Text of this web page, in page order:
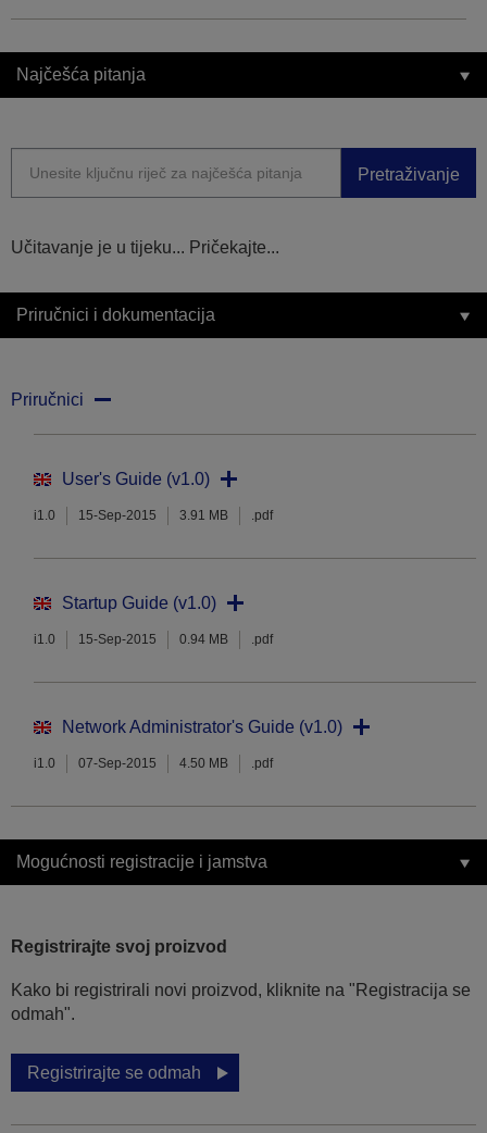
Najčešća pitanja
Pretraživanje
Učitavanje je u tijeku... Pričekajte...
Priručnici i dokumentacija
Priručnici
User's Guide (v1.0)
i1.0 15-Sep-2015 3.91 MB .pdf
Startup Guide (v1.0)
i1.0 15-Sep-2015 0.94 MB .pdf
Network Administrator's Guide (v1.0)
i1.0 07-Sep-2015 4.50 MB .pdf
Mogućnosti registracije i jamstva
Registrirajte svoj proizvod
Kako bi registrirali novi proizvod, kliknite na "Registracija se
odmah".
Registrirajte se odmah